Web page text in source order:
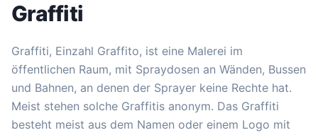
Graffiti
Graffiti, Einzahl Graffito, ist eine Malerei im
öffentlichen Raum, mit Spraydosen an Wänden, Bussen
und Bahnen, an denen der Sprayer keine Rechte hat.
Meist stehen solche Graffitis anonym. Das Graffiti
besteht meist aus dem Namen oder einem Logo mit